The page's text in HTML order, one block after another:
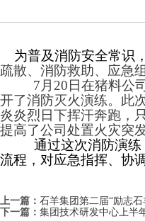
为普及消防安全常识
疏散、消防救助、应急
7 月 20 日在猪料公
开了消防灭火演练。此
炎炎烈日下挥汗奔跑，
提高了公司处置火灾突
通过这次消防演
流程，对应急指挥、协
上一篇： 石羊集团第二届“励志
下一篇： 集团技术研发中心上半